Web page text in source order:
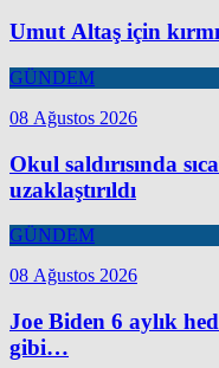
Umut Altaş için
GÜNDEM
08 Ağustos 2026
Okul saldırısında
uzaklaştırıldı
GÜNDEM
08 Ağustos 2026
Joe Biden 6 aylık
gibi…